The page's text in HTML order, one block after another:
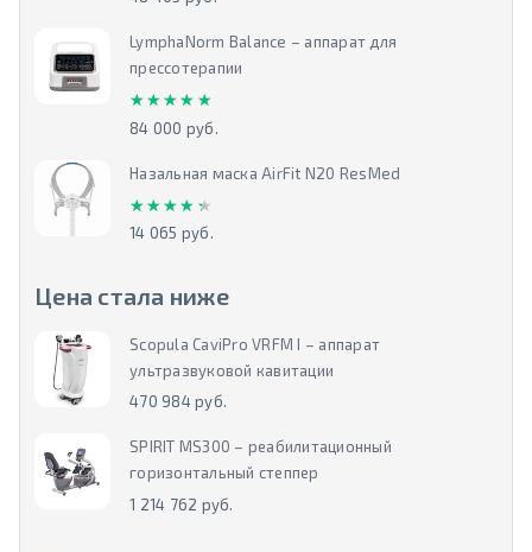
LymphaNorm Balance – аппарат для
прессотерапии
★★★★★
★★★★★
84 000 руб.
Назальная маска AirFit N20 ResMed
★★★★★
★★★★★
14 065 руб.
Цена стала ниже
Scopula CaviPro VRFM I – аппарат
ультразвуковой кавитации
470 984 руб.
SPIRIT MS300 – реабилитационный
горизонтальный степпер
1 214 762 руб.